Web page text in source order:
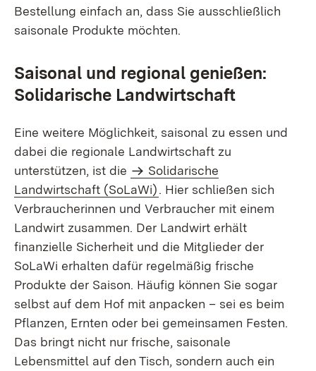
Bestellung einfach an, dass Sie ausschließlich
saisonale Produkte möchten.
Saisonal und regional genießen:
Solidarische Landwirtschaft
Eine weitere Möglichkeit, saisonal zu essen und
dabei die regionale Landwirtschaft zu
unterstützen, ist die
Solidarische
Landwirtschaft (SoLaWi). Hier schließen sich
Verbraucherinnen und Verbraucher mit einem
Landwirt zusammen. Der Landwirt erhält
finanzielle Sicherheit und die Mitglieder der
SoLaWi erhalten dafür regelmäßig frische
Produkte der Saison. Häufig können Sie sogar
selbst auf dem Hof mit anpacken – sei es beim
Pflanzen, Ernten oder bei gemeinsamen Festen.
Das bringt nicht nur frische, saisonale
Lebensmittel auf den Tisch, sondern auch ein